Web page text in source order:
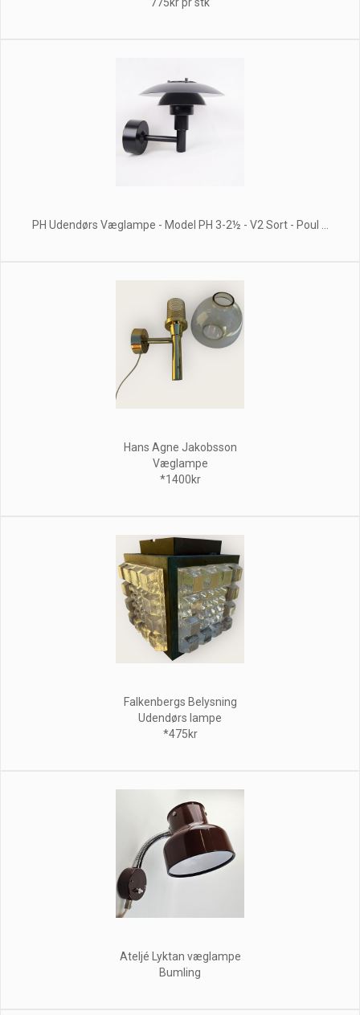
PH Udendørs Væglampe - Model PH 3-2½ - V2 Sort - Poul ...
Hans Agne Jakobsson
Væglampe
*1400kr
Falkenbergs Belysning
Udendørs lampe
*475kr
Ateljé Lyktan væglampe
Bumling